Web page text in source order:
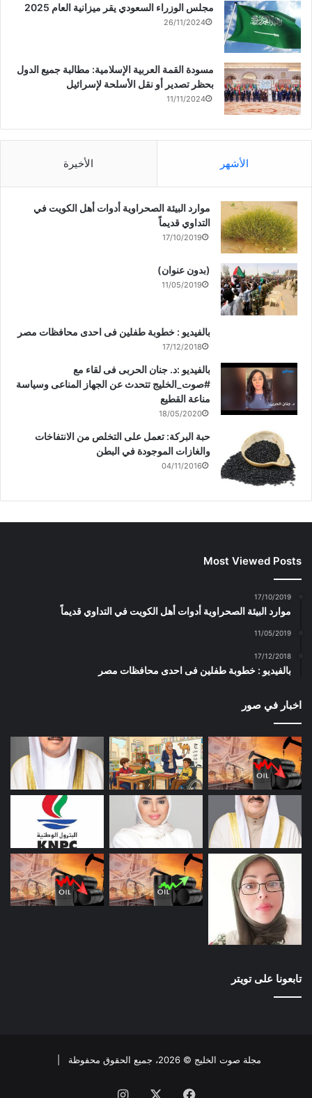
مجلس الوزراء السعودي يقر ميزانية العام 2025
26/11/2024
مسودة القمة العربية الإسلامية: مطالبة جميع الدول
بحظر تصدير أو نقل الأسلحة لإسرائيل
11/11/2024
الأشهر الأخيرة
موارد البيئة الصحراوية أدوات أهل الكويت في
التداوي قديماً
17/10/2019
(بدون عنوان)
11/05/2019
بالفيديو : خطوبة طفلين فى احدى محافظات مصر
17/12/2018
بالفيديو :د. جنان الحربى فى لقاء مع
#صوت_الخليج تتحدث عن الجهاز المناعى وسياسة
مناعة القطيع
18/05/2020
حبة البركة: تعمل على التخلص من الانتفاخات
والغازات الموجودة في البطن
04/11/2016
Most Viewed Posts
17/10/2019
موارد البيئة الصحراوية أدوات أهل الكويت في التداوي قديماً
11/05/2019
17/12/2018
بالفيديو : خطوبة طفلين فى احدى محافظات مصر
اخبار في صور
تابعونا على تويتر
مجلة صوت الخليج © 2026، جميع الحقوق محفوظة |
فيسبوك انستقرام